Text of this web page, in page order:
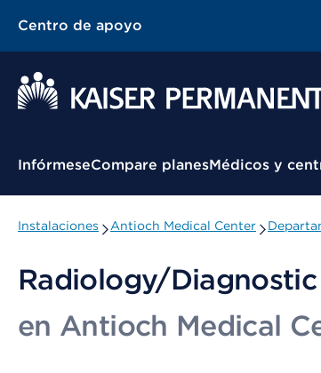
Centro de apoyo
Menú contextual
InfórmeseCompare planesMédicos y
Instalaciones Antioch Medical Center
Radiology/
en Antioch Medical